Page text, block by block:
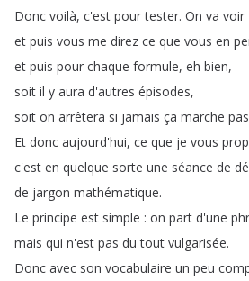
Donc voilà, c'est pour tester. On va voir
et puis vous me direz ce que vous en
et puis pour chaque formule, eh bien,
soit il y aura d'autres épisodes,
soit on arrêtera si jamais ça marche pas
Et donc aujourd'hui, ce que je vous
c'est en quelque sorte une séance de
de jargon mathématique.
Le principe est simple : on part d'une
mais qui n'est pas du tout vulgarisée.
Donc avec son vocabulaire un peu